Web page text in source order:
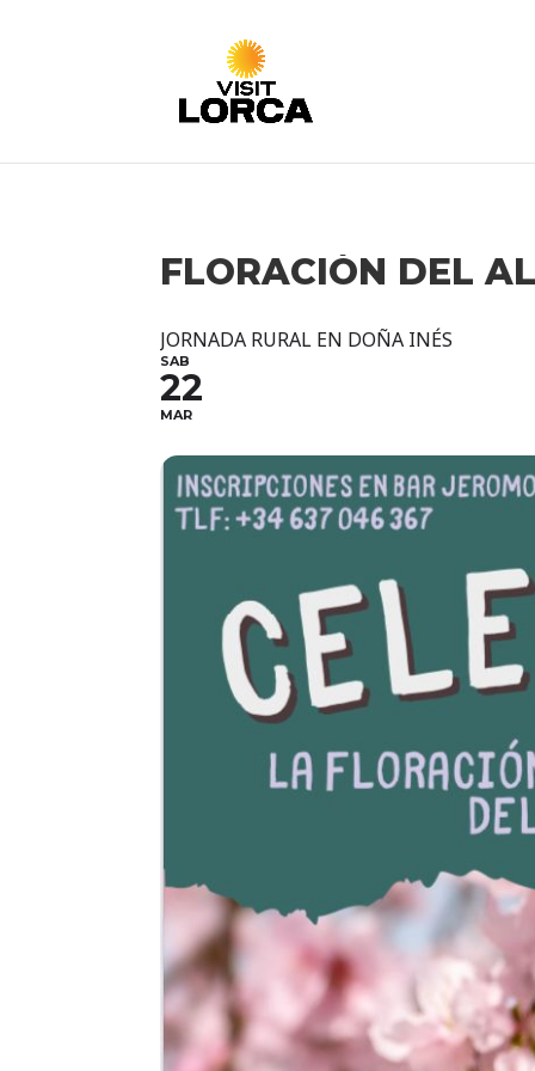
FLORACIÓN DEL
JORNADA RURAL EN DOÑA INÉS
SAB
22
MAR